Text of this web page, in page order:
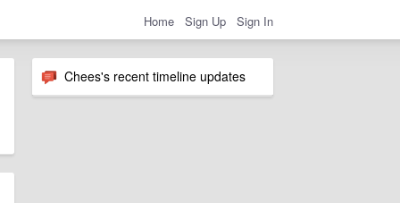
Home Sign Up Sign In
Chees's recent timeline updates